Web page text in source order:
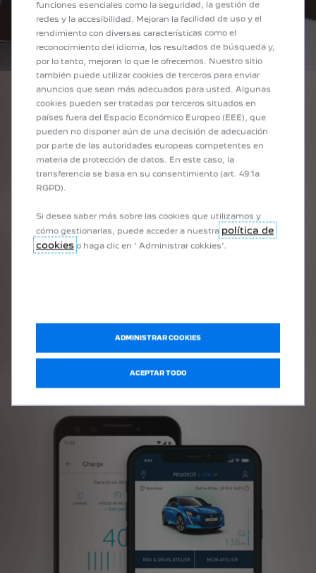
ASISTENCIA DESDE SU
VEHÍCULO
En caso de accidente, avería o incidente, benefíciese de la
llamada de emergencia automática y geolocalizada que
garantiza una intervención rápida y eficaz.
una llamada de emergencia sin que tengas que intervenir.
En caso de avería o incidente, puedes contactar con
Peugeot Connect Assistance mediante el botón "León" del
funciones esenciales como la seguridad, la gestión de
redes y la accesibilidad. Mejoran la facilidad de uso y el
rendimiento con diversas características como el
reconocimiento del idioma, los resultados de búsqueda y,
por lo tanto, mejoran lo que le ofrecemos. Nuestro sitio
también puede utilizar cookies de terceros para enviar
anuncios que sean más adecuados para usted. Algunas
cookies pueden ser tratadas por terceros situados en
países fuera del Espacio Económico Europeo (EEE), que
pueden no disponer aún de una decisión de adecuación
por parte de las autoridades europeas competentes en
materia de protección de datos. En este caso, la
transferencia se basa en su consentimiento (art. 49.1a
RGPD).
Si desea saber más sobre las cookies que utilizamos y
cómo gestionarlas, puede acceder a nuestra política de
cookies o haga clic en ' Administrar cokkies'.
ADMINISTRAR COOKIES
ACEPTAR TODO